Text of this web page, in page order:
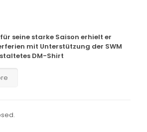
seine starke Saison erhielt er
mit Unterstützung der SWM
DM-Shirt